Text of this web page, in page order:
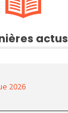
actus
2026